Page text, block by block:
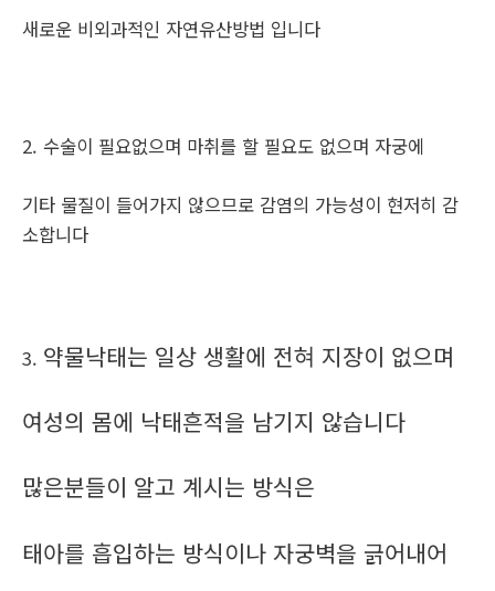
새로운 비외과적인 자연유산방법 입니다
2. 수술이 필요없으며 마취를 할 필요도 없으며 자궁에
기타 물질이 들어가지 않으므로 감염의 가능성이 현저히 감
소합니다
3. 약물낙태는 일상 생활에 전혀 지장이 없으며
여성의 몸에 낙태흔적을 남기지 않습니다
많은분들이 알고 계시는 방식은
태아를 흡입하는 방식이나 자궁벽을 긁어내어